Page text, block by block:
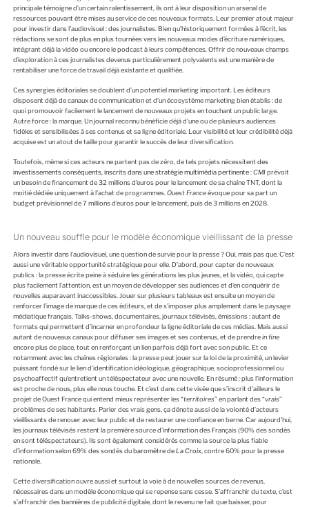
principale témoigne d’un certain ralentissement, ils ont à leur disposition un arsenal de
ressources pouvant être mises au service de ces nouveaux formats. Leur premier atout majeur
pour investir dans l’audiovisuel : des journalistes. Bien qu’historiquement formées à l’écrit, les
rédactions se sont de plus en plus tournées vers les nouveaux modes d’écriture numériques,
intégrant déjà la vidéo ou encore le podcast à leurs compétences. Offrir de nouveaux champs
d’exploration à ces journalistes devenus particulièrement polyvalents est une manière de
rentabiliser une force de travail déjà existante et qualifiée.
Ces synergies éditoriales se doublent d’un potentiel marketing important. Les éditeurs
disposent déjà de canaux de communication et d’un écosystème marketing bien établis : de
quoi promouvoir facilement le lancement de nouveaux projets en touchant un public large.
Autre force : la marque. Un journal reconnu bénéficie déjà d’une ou de plusieurs audiences
fidèles et sensibilisées à ses contenus et sa ligne éditoriale. Leur visibilité et leur crédibilité déjà
acquise est un atout de taille pour garantir le succès de leur diversification.
Toutefois, même si ces acteurs ne partent pas de zéro, de tels projets nécessitentdes
investissements conséquents, inscrits dans une stratégie multimédia pertinente:CMIprévoit
un besoin de financement de 32 millions d’euros pour le lancement de sa chaîne TNT, dont la
moitié dédiée uniquement à l’achat de programmes. Ouest Franceévoque pour sa part un
budget prévisionnel de 7 millions d’euros pour le lancement, puis de 3 millions en 2028.
Un nouveau souffle pour le modèle économique vieillissant de la presse
Alors investir dans l’audiovisuel, une question de survie pour la presse ? Oui, mais pas que. C’est
aussi une véritable opportunité stratégique pour elle. D’abord, pour capter de nouveaux
publics : la presse écrite peine à séduire les générations les plus jeunes, et la vidéo, qui capte
plus facilement l’attention, est un moyen de développer ses audiences et d’en conquérir de
nouvelles auparavant inaccessibles. Jouer sur plusieurs tableaux est ensuite un moyen de
renforcer l’image de marque de ces éditeurs, et de s’imposer plus amplement dans le paysage
médiatique français. Talks-shows, documentaires, journaux télévisés, émissions : autant de
formats qui permettent d’incarner en profondeur la ligne éditoriale de ces médias. Mais aussi
autant de nouveaux canaux pour diffuser ses images et ses contenus, et de prendrein fine
encore plus de place, tout en renforçant un lien parfois déjà fort avec son public. Et ce
notamment avec les chaînes régionales : la presse peut jouer sur la loi de la proximité, un levier
puissant fondé sur le lien d’identification idéologique, géographique, socioprofessionnel ou
psychoaffectif qu’entretient un téléspectateur avec une nouvelle. En résumé : plus l’information
est proche de nous, plus elle nous touche. Et c’est dans cette visée que s’inscrit d’ailleurs le
projet de Ouest France qui entend mieux représenter les “territoires” en parlant des “vrais”
problèmes de ses habitants. Parler des vrais gens, ça dénote aussi de la volonté d’acteurs
vieillissants de renouer avec leur public et de restaurer une confiance en berne. Car aujourd’hui,
les journaux télévisés restent la première source d’information des Français (90% des sondés
en sont téléspectateurs). Ils sont également considérés comme la source la plus fiable
d’information selon 69% des sondés dubaromètre deLa Croix, contre 60% pour la presse
nationale.
Cette diversification ouvre aussi et surtout la voie à de nouvelles sources de revenus,
nécessaires dans un modèle économique qui se repense sans cesse. S’affranchir du texte, c’est
s’affranchir des bannières de publicité digitale, dont le revenu ne fait que baisser, pour